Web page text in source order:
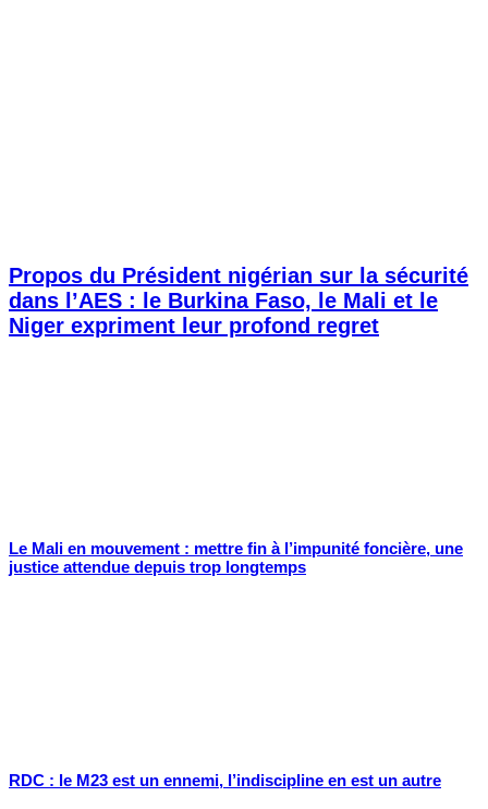
Propos du Président nigérian sur la sécurité
dans l’AES : le Burkina Faso, le Mali et le
Niger expriment leur profond regret
Le Mali en mouvement : mettre fin à l’impunité foncière, une
justice attendue depuis trop longtemps
RDC : le M23 est un ennemi, l’indiscipline en est un autre